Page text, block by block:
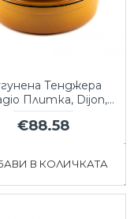
Тенджера
Плитка, Dijon,
Ф28
€88.58
В КОЛИЧКАТА